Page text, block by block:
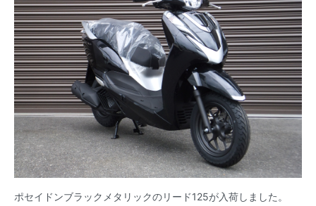
ポセイドンブラックメタリックのリード125が入荷しました。